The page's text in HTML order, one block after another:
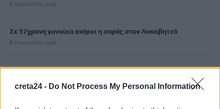
creta24 - Do Not Process My Personal Information
8 Αυγούστου, 2026
Σε 57χρονη γυναίκα ανήκει η σορός στον Λυκαβηττό
8 Αυγούστου, 2026
Καλοκαίρι και αλλεργίες: Πότε απαιτείται προσοχή και ποια
συμπτώματα δεν πρέπει να αγνοούμε